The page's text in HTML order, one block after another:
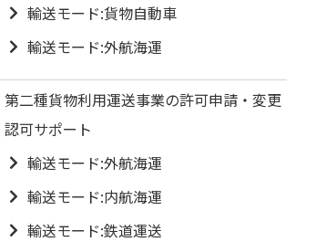
輸送モード:貨物自動車
輸送モード:外航海運
第二種貨物利用運送事業の許可申請・変更
認可サポート
輸送モード:外航海運
輸送モード:内航海運
輸送モード:鉄道運送